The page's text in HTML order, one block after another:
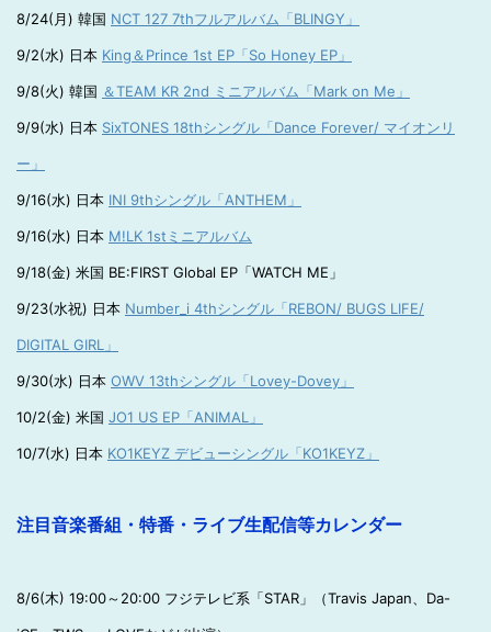
8/24(月) 韓国 NCT 127 7thフルアルバム「BLINGY」
9/2(水) 日本 King＆Prince 1st EP「So Honey EP」
9/8(火) 韓国 ＆TEAM KR 2nd ミニアルバム「Mark on Me」
9/9(水) 日本 SixTONES 18thシングル「Dance Forever/ マイオンリ
ー」
9/16(水) 日本 INI 9thシングル「ANTHEM」
9/16(水) 日本 M!LK 1stミニアルバム
9/18(金) 米国 BE:FIRST Global EP「WATCH ME」
9/23(水祝) 日本 Number_i 4thシングル「REBON/ BUGS LIFE/
DIGITAL GIRL」
9/30(水) 日本 OWV 13thシングル「Lovey-Dovey」
10/2(金) 米国 JO1 US EP「ANIMAL」
10/7(水) 日本 KO1KEYZ デビューシングル「KO1KEYZ」
注目音楽番組・特番・ライブ生配信等カレンダー
8/6(木) 19:00～20:00 フジテレビ系「STAR」（Travis Japan、Da-